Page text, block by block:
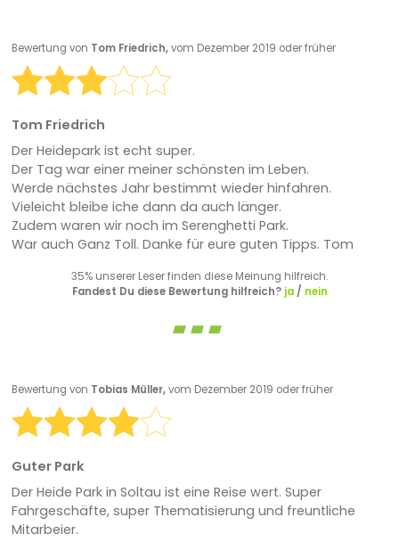
Bewertung von Tom Friedrich,vom Dezember 2019 oder früher
Tom Friedrich
Der Heidepark ist echt super.
Der Tag war einer meiner schönsten im Leben.
Werde nächstes Jahr bestimmt wieder hinfahren.
Vieleicht bleibe iche dann da auch länger.
Zudem waren wir noch im Serenghetti Park.
War auch Ganz Toll. Danke für eure guten Tipps. Tom
35% unserer Leser finden diese Meinung hilfreich.
Fandest Du diese Bewertung hilfreich? ja/ nein
Bewertung von Tobias Müller,vom Dezember 2019 oder früher
Guter Park
Der Heide Park in Soltau ist eine Reise wert. Super
Fahrgeschäfte, super Thematisierung und freuntliche
Mitarbeier.